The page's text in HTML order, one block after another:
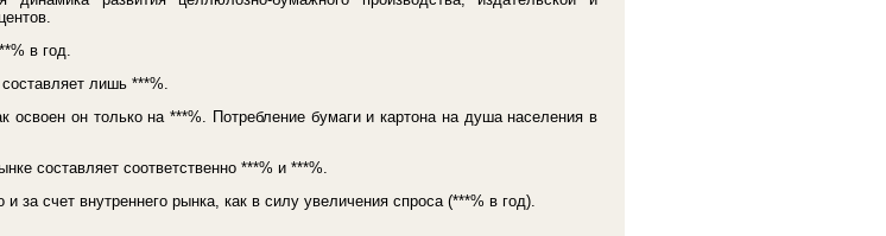
в год.
лишь ***%.
освоен он только на ***%. Потребление бумаги и картона на душа населения в
составляет соответственно ***% и ***%.
за счет внутреннего рынка, как в силу увеличения спроса (***% в год).